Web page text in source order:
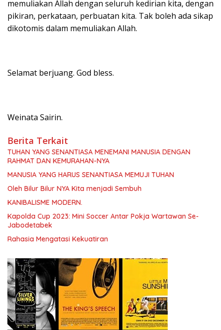
memuliakan Allah dengan seluruh kedirian kita, dengan
pikiran, perkataan, perbuatan kita. Tak boleh ada sikap
dikotomis dalam memuliakan Allah.
Selamat berjuang. God bless.
Weinata Sairin.
Berita Terkait
TUHAN YANG SENANTIASA MENEMANI MANUSIA DENGAN
RAHMAT DAN KEMURAHAN-NYA
MANUSIA YANG HARUS SENANTIASA MEMUJI TUHAN
Oleh Bilur Bilur NYA Kita menjadi Sembuh
KANIBALISME MODERN.
Kapolda Cup 2023: Mini Soccer Antar Pokja Wartawan Se-
Jabodetabek
Rahasia Mengatasi Kekuatiran